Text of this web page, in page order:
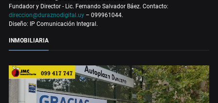
Fundador y Director - Lic. Fernando Salvador Báez. Contacto:
direccion@duraznodigital.uy – 099961044.
Diseño: IP Comunicación Integral.
INMOBILIARIA